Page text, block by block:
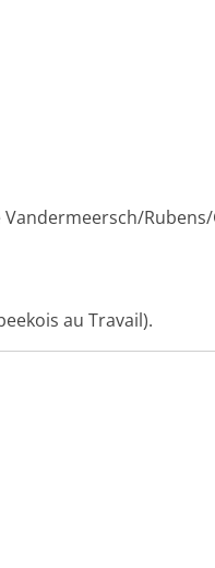
Vandermeersch/
au Travail).